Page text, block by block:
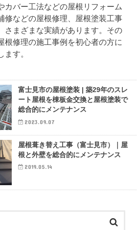
カバー工法などの屋根リフォーム
修などの屋根修理、屋根塗装工事
さまざまな実績があります。その
根修理の施工事例を初心者の方に
ます。
富士見市の屋根塗装 | 築29年のスレ
ート屋根を棟板金交換と屋根塗装で
総合的にメンテナンス
2023.09.07
屋根葺き替え工事（富士見市）｜屋
根と外壁を総合的にメンテナンス
2019.05.14